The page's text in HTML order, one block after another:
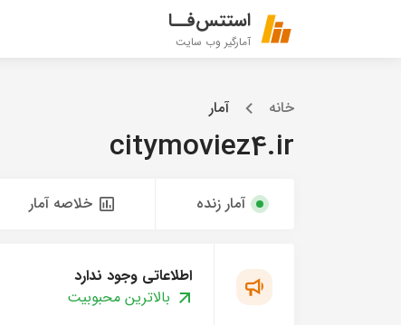
استتس‌فــا
آمارگیر وب سایت
خانه آمار
citymoviez4.ir
آمار زنده خلاصه آمار
اطلاعاتی وجود ندارد
بالاترین محبوبیت